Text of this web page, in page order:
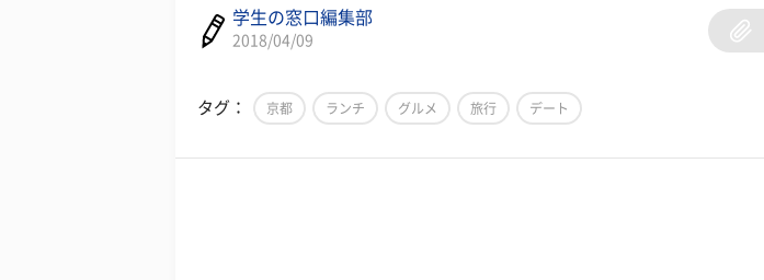
学生の窓口編集部
2018/04/09
タグ： 京都 ランチ グルメ 旅行 デート